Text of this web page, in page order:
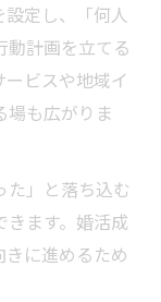
定し、「何人
動計画を立てる
ビスや地域イ
場も広がりま
た」と落ち込む
きます。婚活成
に進めるため